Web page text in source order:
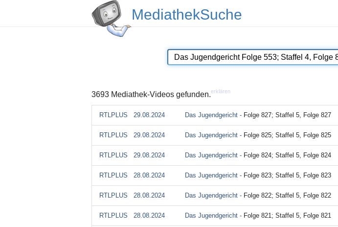
MediathekSuche
3693 Mediathek-Videos gefunden.erklären
RTLPLUS 29.08.2024 Das Jugendgericht - Folge 827; Staffel 5, Folge 827
RTLPLUS 29.08.2024 Das Jugendgericht - Folge 825; Staffel 5, Folge 825
RTLPLUS 29.08.2024 Das Jugendgericht - Folge 824; Staffel 5, Folge 824
RTLPLUS 28.08.2024 Das Jugendgericht - Folge 823; Staffel 5, Folge 823
RTLPLUS 28.08.2024 Das Jugendgericht - Folge 822; Staffel 5, Folge 822
RTLPLUS 28.08.2024 Das Jugendgericht - Folge 821; Staffel 5, Folge 821